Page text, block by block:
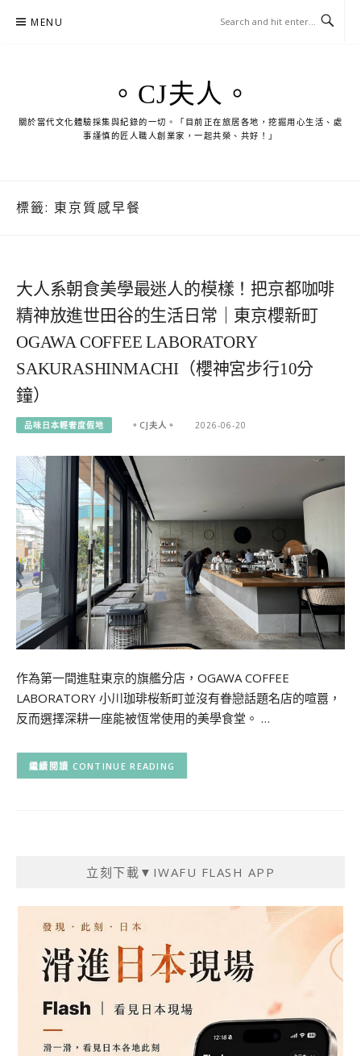
MENU
。CJ夫人。
關於當代文化體驗採集與紀錄的一切。「目前正在旅居各地，挖掘用心生活、處
事謹慎的匠人職人創業家，一起共榮、共好！」
標籤: 東京質感早餐
大人系朝食美學最迷人的模樣！把京都咖啡
精神放進世田谷的生活日常｜東京櫻新町
OGAWA COFFEE LABORATORY
SAKURASHINMACHI（櫻神宮步行10分
鐘）
品味日本輕奢度假地 。CJ夫人。 2026-06-20
作為第一間進駐東京的旗艦分店，OGAWA COFFEE
LABORATORY 小川珈琲桜新町並沒有眷戀話題名店的喧囂，
反而選擇深耕一座能被恆常使用的美學食堂。 …
CONTINUE READING
立刻下載▼IWAFU FLASH APP